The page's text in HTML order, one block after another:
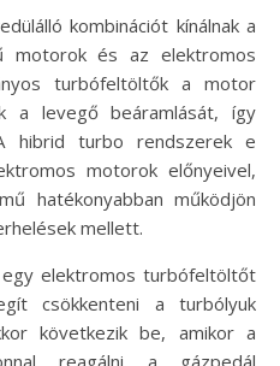
kombinációt kínálnak a
motorok és az elektromos
turbófeltöltők a motor
a levegő beáramlását, így
hibrid turbo rendszerek e
motorok előnyeivel,
hatékonyabban működjön
mellett.
egy elektromos turbófeltöltőt
csökkenteni a turbólyuk
következik be, amikor a
reagálni a gázpedál